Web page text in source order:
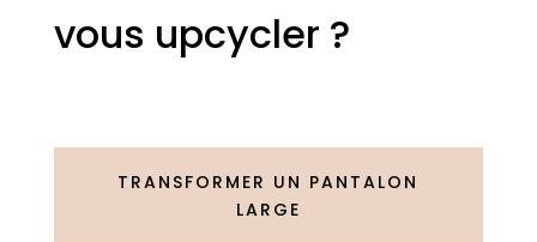
vous upcycler ?
TRANSFORMER UN PANTALON
LARGE